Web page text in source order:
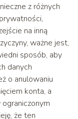
z różnych
na inną
ważne jest,
sposób, aby
danych
o anulowaniu
konta, a
że ten